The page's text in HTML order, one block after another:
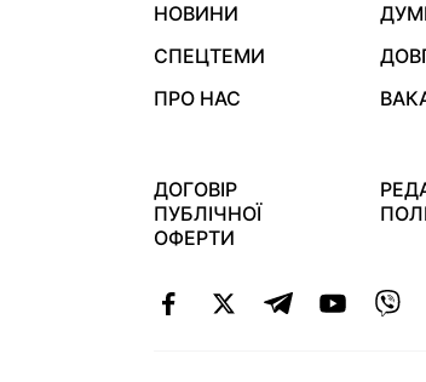
НОВИНИ
СПЕЦТЕМИ
ПРО НАС
ДОГОВІР
ПУБЛІЧНОЇ
ОФЕРТИ